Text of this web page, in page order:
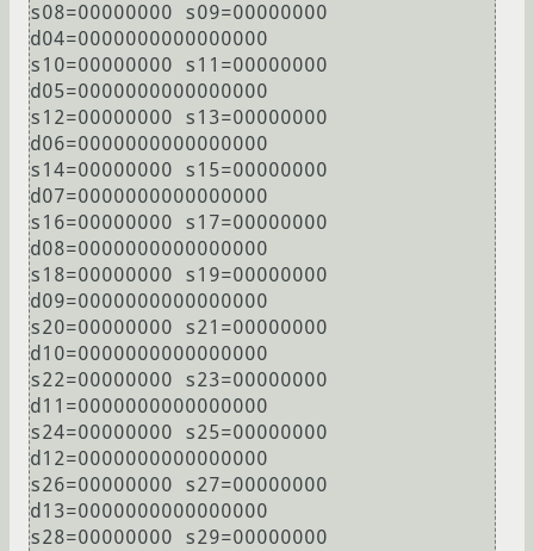
s08=00000000 s09=00000000
d04=0000000000000000
s10=00000000 s11=00000000
d05=0000000000000000
s12=00000000 s13=00000000
d06=0000000000000000
s14=00000000 s15=00000000
d07=0000000000000000
s16=00000000 s17=00000000
d08=0000000000000000
s18=00000000 s19=00000000
d09=0000000000000000
s20=00000000 s21=00000000
d10=0000000000000000
s22=00000000 s23=00000000
d11=0000000000000000
s24=00000000 s25=00000000
d12=0000000000000000
s26=00000000 s27=00000000
d13=0000000000000000
s28=00000000 s29=00000000